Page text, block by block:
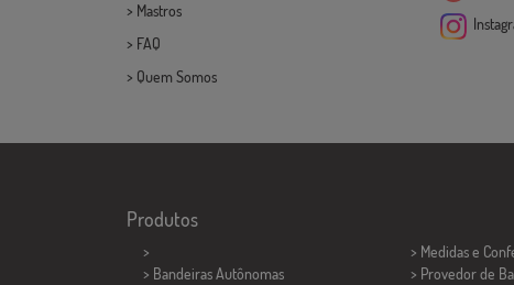
> Mastros
> FAQ
> Quem Somos
Produtos
>
> Bandeiras Autônomas
> Medidas e
> Provedor de